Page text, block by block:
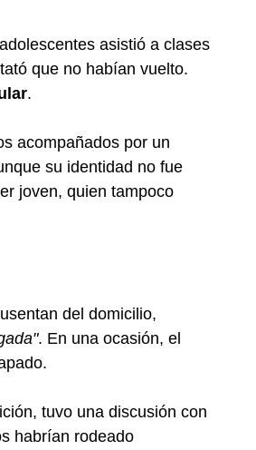
asistió a clases
que no habían vuelto.
.
acompañados por un
su identidad no fue
joven, quien tampoco
del domicilio,
. En una ocasión, el
tuvo una discusión con
habrían rodeado